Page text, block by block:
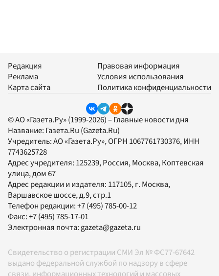
Редакция
Реклама
Карта сайта
Правовая информация
Условия использования
Политика конфиденциальности
© АО «Газета.Ру» (1999-2026) – Главные новости дня
Название: Газета.Ru (Gazeta.Ru)
Учредитель:АО «Газета.Ру», ОГРН 1067761730376, ИНН
7743625728
Адрес учредителя: 125239, Россия, Москва, Коптевская
улица, дом 67
Адрес редакции и издателя: 117105, г. Москва,
Варшавское шоссе, д.9, стр.1
Телефон редакции:+7 (495) 785-00-12
Факс:+7 (495) 785-17-01
Электронная почта:gazeta@gazeta.ru
Свидетельство о регистрации СМИ Эл № ФС77-67642
выдано федеральной службой по надзору в сфере